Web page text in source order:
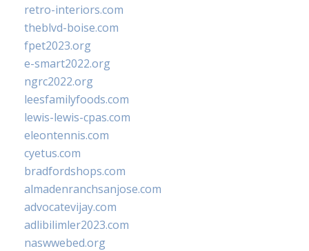
retro-interiors.com
theblvd-boise.com
fpet2023.org
e-smart2022.org
ngrc2022.org
leesfamilyfoods.com
lewis-lewis-cpas.com
eleontennis.com
cyetus.com
bradfordshops.com
almadenranchsanjose.com
advocatevijay.com
adlibilimler2023.com
naswwebed.org